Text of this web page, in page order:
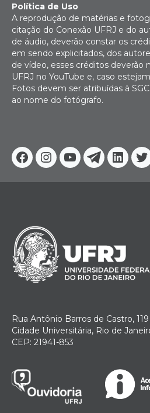
Facebook
Instagram
YoutubeTelegram
Política de Uso
A reprodução de matérias e
citação do Conexão UFRJ e do
de áudio, deverão constar os
em sendo explicitados, dos
de vídeo, esses créditos deverão
UFRJ no YouTube e, caso
Fotos devem ser atribuídas à
ao nome do fotógrafo.
Rua Antônio Barros de Castro, 119
Cidade Universitária, Rio de
CEP: 21941-853